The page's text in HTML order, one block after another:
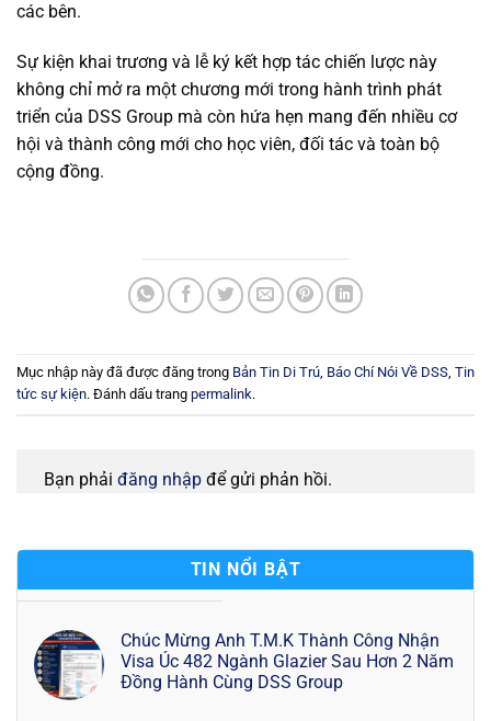
các bên.
Sự kiện khai trương và lễ ký kết hợp tác chiến lược này
không chỉ mở ra một chương mới trong hành trình phát
triển của DSS Group mà còn hứa hẹn mang đến nhiều cơ
hội và thành công mới cho học viên, đối tác và toàn bộ
cộng đồng.
Mục nhập này đã được đăng trong Bản Tin Di Trú, Báo Chí Nói Về DSS, Tin
tức sự kiện. Đánh dấu trang permalink.
Bạn phải đăng nhập để gửi phản hồi.
TIN NỔI BẬT
Chúc Mừng Anh T.M.K Thành Công Nhận
Visa Úc 482 Ngành Glazier Sau Hơn 2 Năm
Đồng Hành Cùng DSS Group